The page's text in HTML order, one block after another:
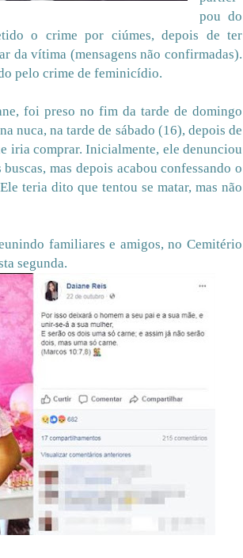
pou do
o crime por ciúmes, depois de ter
da vítima (mensagens não confirmadas).
pelo crime de feminicídio.
foi preso no fim da tarde de domingo
nuca, na tarde de sábado (16), depois de
iria comprar. Inicialmente, ele denunciou
mas depois acabou confessando o
teria dito que tentou se matar, mas não
familiares e amigos, no Cemitério
segunda.